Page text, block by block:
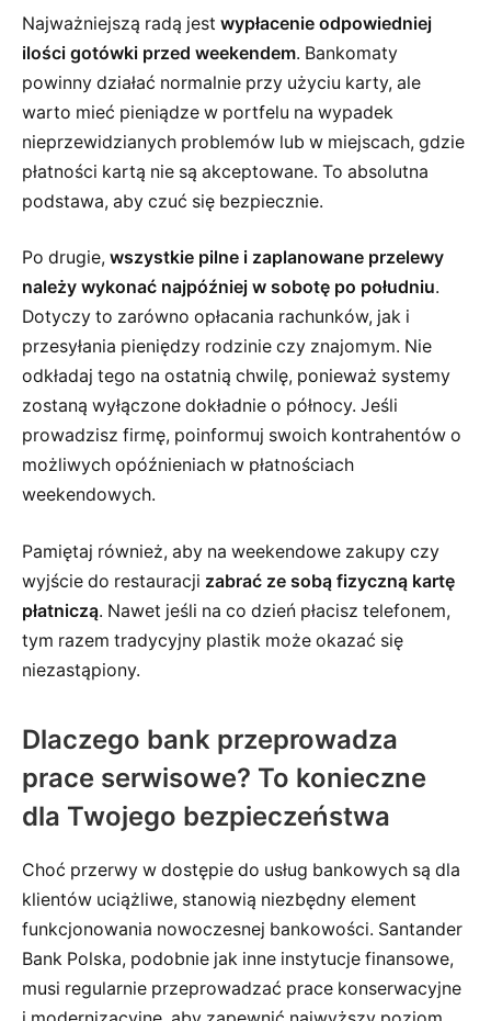
Najważniejszą radą jest wypłacenie odpowiedniej
ilości gotówki przed weekendem. Bankomaty
powinny działać normalnie przy użyciu karty, ale
warto mieć pieniądze w portfelu na wypadek
nieprzewidzianych problemów lub w miejscach, gdzie
płatności kartą nie są akceptowane. To absolutna
podstawa, aby czuć się bezpiecznie.
Po drugie, wszystkie pilne i zaplanowane przelewy
należy wykonać najpóźniej w sobotę po południu.
Dotyczy to zarówno opłacania rachunków, jak i
przesyłania pieniędzy rodzinie czy znajomym. Nie
odkładaj tego na ostatnią chwilę, ponieważ systemy
zostaną wyłączone dokładnie o północy. Jeśli
prowadzisz firmę, poinformuj swoich kontrahentów o
możliwych opóźnieniach w płatnościach
weekendowych.
Pamiętaj również, aby na weekendowe zakupy czy
wyjście do restauracji zabrać ze sobą fizyczną kartę
płatniczą. Nawet jeśli na co dzień płacisz telefonem,
tym razem tradycyjny plastik może okazać się
niezastąpiony.
Dlaczego bank przeprowadza
prace serwisowe? To konieczne
dla Twojego bezpieczeństwa
Choć przerwy w dostępie do usług bankowych są dla
klientów uciążliwe, stanowią niezbędny element
funkcjonowania nowoczesnej bankowości. Santander
Bank Polska, podobnie jak inne instytucje finansowe,
musi regularnie przeprowadzać prace konserwacyjne